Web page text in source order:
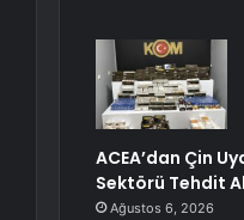
ACEA’dan Çin
Sektörü Tehdit
Ağustos 6, 2026